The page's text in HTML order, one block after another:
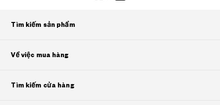
Tìm kiếm sản phẩm
Về việc mua hàng
Tìm kiếm cửa hàng